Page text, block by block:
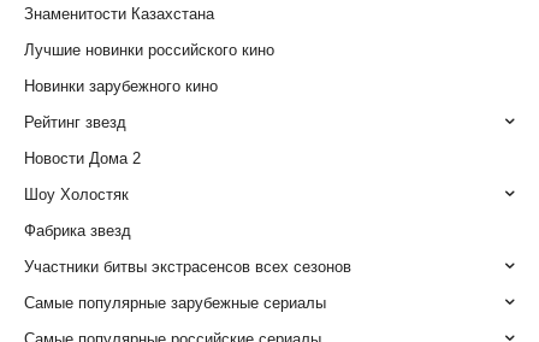
Знаменитости Казахстана
Лучшие новинки российского кино
Новинки зарубежного кино
Рейтинг звезд
Новости Дома 2
Шоу Холостяк
Фабрика звезд
Участники битвы экстрасенсов всех сезонов
Самые популярные зарубежные сериалы